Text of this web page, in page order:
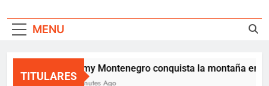
MENU
TITULARES
Jimmy Montenegro conquista la montaña en la
31 Minutes Ago